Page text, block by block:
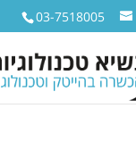
03-7518005